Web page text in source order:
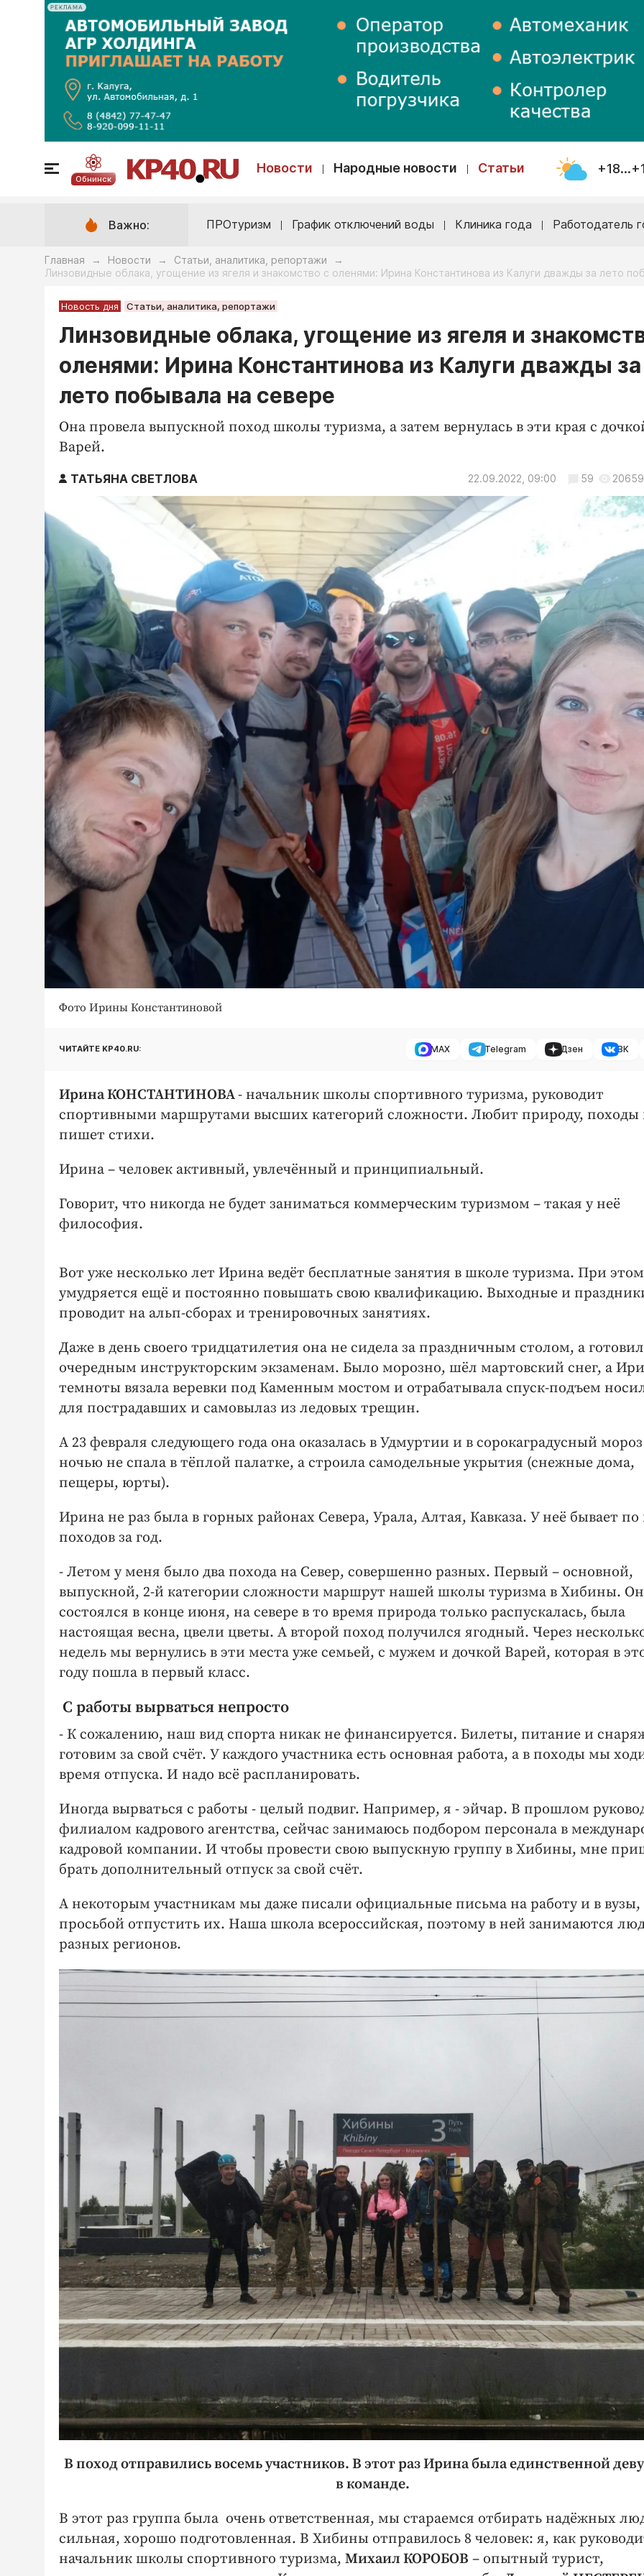
РЕКЛАМА
Обнинск
Новости Народные новости Статьи
Важно: ПРОтуризм График отключений воды Клиника года Работодатель
Главная → Новости → Статьи, аналитика, репортажи →
Линзовидные облака, угощение из ягеля и знакомство с оленями: Ирина Константинова из Калуги дважды за лето
Новость дня Статьи, аналитика, репортажи
Линзовидные облака, угощение из ягеля и
оленями: Ирина Константинова из Калуги дважды за
лето побывала на севере
Она провела выпускной поход школы туризма, а затем вернулась в эти края с
Варей.
ТАТЬЯНА СВЕТЛОВА 22.09.2022, 09:00 59 20659
Фото Ирины Константиновой
ЧИТАЙТЕ KP40.RU: MAX Telegram Дзен ВК
Ирина КОНСТАНТИНОВА- начальник школы спортивного туризма, руководит
спортивными маршрутами высших категорий сложности. Любит природу, походы
пишет стихи.
Ирина – человек активный, увлечённый и принципиальный.
Говорит, что никогда не будет заниматься коммерческим туризмом – такая у неё
философия.
Вот уже несколько лет Ирина ведёт бесплатные занятия в школе туризма. При этом
умудряется ещё и постоянно повышать свою квалификацию. Выходные и
проводит на альп-сборах и тренировочных занятиях.
Даже в день своего тридцатилетия она не сидела за праздничным столом, а
очередным инструкторским экзаменам. Было морозно, шёл мартовский снег, а
темноты вязала веревки под Каменным мостом и отрабатывала спуск-подъем
для пострадавших и самовылаз из ледовых трещин.
А 23 февраля следующего года она оказалась в Удмуртии и в сорокаградусный мороз
ночью не спала в тёплой палатке, а строила самодельные укрытия (снежные дома,
пещеры, юрты).
Ирина не раз была в горных районах Севера, Урала, Алтая, Кавказа. У неё бывает по
походов за год.
- Летом у меня было два похода на Север, совершенно разных. Первый – основной,
выпускной, 2-й категории сложности маршрут нашей школы туризма в Хибины. Он
состоялся в конце июня, на севере в то время природа только распускалась, была
настоящая весна, цвели цветы. А второй поход получился ягодный. Через
недель мы вернулись в эти места уже семьей, с мужем и дочкой Варей, которая в
году пошла в первый класс.
С работы вырваться непросто
- К сожалению, наш вид спорта никак не финансируется. Билеты, питание и
готовим за свой счёт. У каждого участника есть основная работа, а в походы мы
время отпуска. И надо всё распланировать.
Иногда вырваться с работы - целый подвиг. Например, я - эйчар. В прошлом
филиалом кадрового агентства, сейчас занимаюсь подбором персонала в
кадровой компании. И чтобы провести свою выпускную группу в Хибины, мне
брать дополнительный отпуск за свой счёт.
А некоторым участникам мы даже писали официальные письма на работу и в вузы,
просьбой отпустить их. Наша школа всероссийская, поэтому в ней занимаются
разных регионов.
В поход отправились восемь участников. В этот раз Ирина была единственной
в команде.
В этот раз группа была очень ответственная, мы стараемся отбирать надёжных
сильная, хорошо подготовленная. В Хибины отправилось 8 человек: я, как
начальник школы спортивного туризма, Михаил КОРОБОВ – опытный турист,